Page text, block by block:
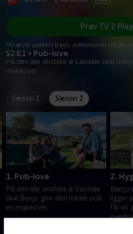
S2:E1 • Pub-love
På den lille skotske ø Easdale skal
makeover.
Prøv TV 2
*Kræver pakken Basis. Administrer dit
Sæson 1 Sæson 2
1. Pub-love
På den lille skotske ø Easdale
skal Banjo give den lokale pub
en makeover.
2.
Banjo
ligger
får et
1. juni